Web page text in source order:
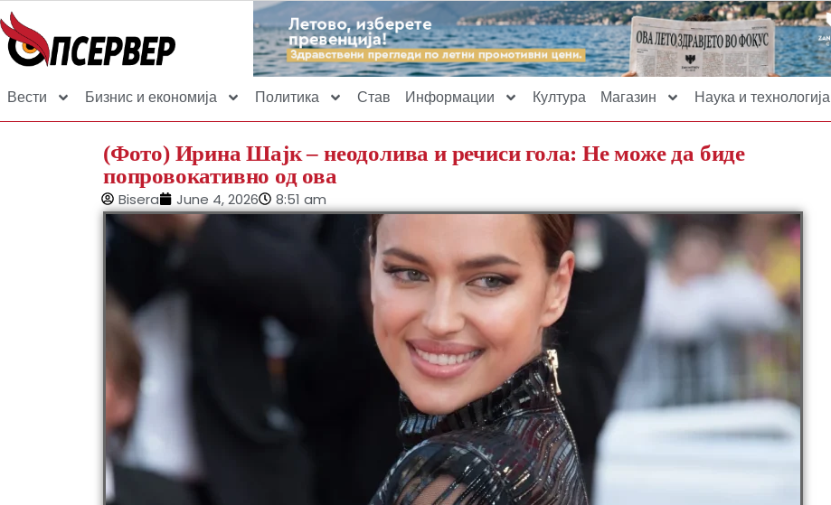
Вести Бизнис и економија Политика Став Информации Култура Магазин Наука и технологија
(Фото) Ирина Шајк – неодолива и речиси гола: Не може да биде
попровокативно од ова
Bisera June 4, 2026 8:51 am